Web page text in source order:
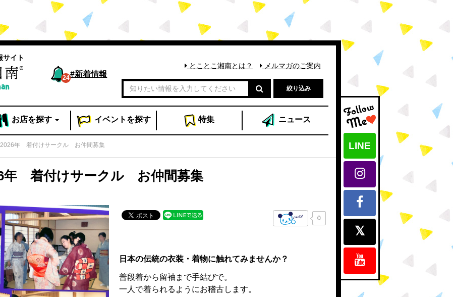
LINE
#新着情報
24
サイト
とことこ湘南とは？
メルマガのご案内
絞り込み
お店を探す イベント を探す 特集 ニュース
2026年 着付けサークル お仲間募集
年 着付けサークル お仲間募集
0
日本の伝統の衣装・着物に触れてみませんか？
普段着から留袖まで手結びで。
一人で着られるようにお稽古します。